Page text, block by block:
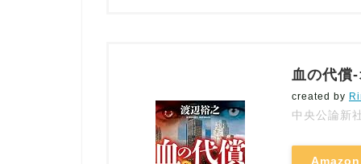
血の代償
created by
中央公論新
Amazon